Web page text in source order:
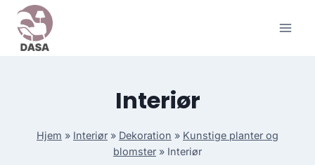
Skip
content
Interiør
Hjem » Interiør » Dekoration » Kunstige planter og
blomster » Interiør